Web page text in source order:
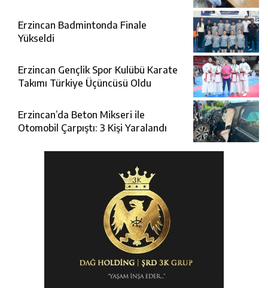
Erzincan Badmintonda Finale
Yükseldi
Erzincan Gençlik Spor Kulübü Karate
Takımı Türkiye Üçüncüsü Oldu
Erzincan’da Beton Mikseri ile
Otomobil Çarpıştı: 3 Kişi Yaralandı